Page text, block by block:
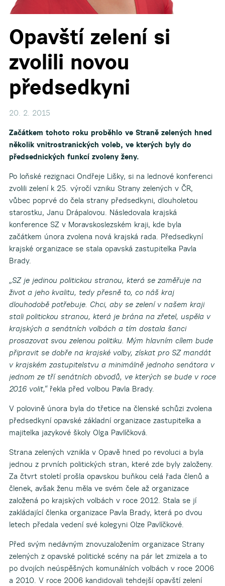
Opavští zelení si
zvolili novou
předsedkyni
20. 2. 2015
Začátkem tohoto roku proběhlo ve Straně zelených hned
několik vnitrostranických voleb, ve kterých byly do
předsednických funkcí zvoleny ženy.
Po loňské rezignaci Ondřeje Lišky, si na lednové konferenci
zvolili zelení k 25. výročí vzniku Strany zelených v ČR,
vůbec poprvé do čela strany předsedkyni, dlouholetou
starostku, Janu Drápalovou. Následovala krajská
konference SZ v Moravskoslezském kraji, kde byla
začátkem února zvolena nová krajská rada. Předsedkyní
krajské organizace se stala opavská zastupitelka Pavla
Brady.
„SZ je jedinou politickou stranou, která se zaměřuje na
život a jeho kvalitu, tedy přesně to, co náš kraj
dlouhodobě potřebuje. Chci, aby se zelení v našem kraji
stali politickou stranou, která je brána na zřetel, uspěla v
krajských a senátních volbách a tím dostala šanci
prosazovat svou zelenou politiku. Mým hlavním cílem bude
připravit se dobře na krajské volby, získat pro SZ mandát
v krajském zastupitelstvu a minimálně jednoho senátora v
jednom ze tří senátních obvodů, ve kterých se bude v roce
2016 volit,“ řekla před volbou Pavla Brady.
V polovině února byla do třetice na členské schůzi zvolena
předsedkyní opavské základní organizace zastupitelka a
majitelka jazykové školy Olga Pavlíčková.
Strana zelených vznikla v Opavě hned po revoluci a byla
jednou z prvních politických stran, které zde byly založeny.
Za čtvrt století prošla opavskou buňkou celá řada členů a
členek, avšak ženu měla ve svém čele až organizace
založená po krajských volbách v roce 2012. Stala se jí
zakládající členka organizace Pavla Brady, která po dvou
letech předala vedení své kolegyni Olze Pavlíčkové.
Před svým nedávným znovuzaložením organizace Strany
zelených z opavské politické scény na pár let zmizela a to
po dvojích neúspěšných komunálních volbách v roce 2006
a 2010. V roce 2006 kandidovali tehdejší opavští zelení